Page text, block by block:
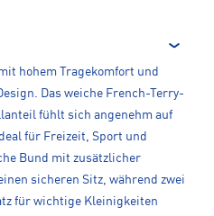
hohem Tragekomfort und
Das weiche French-Terry-
fühlt sich angenehm auf
für Freizeit, Sport und
Bund mit zusätzlicher
sicheren Sitz, während zwei
für wichtige Kleinigkeiten